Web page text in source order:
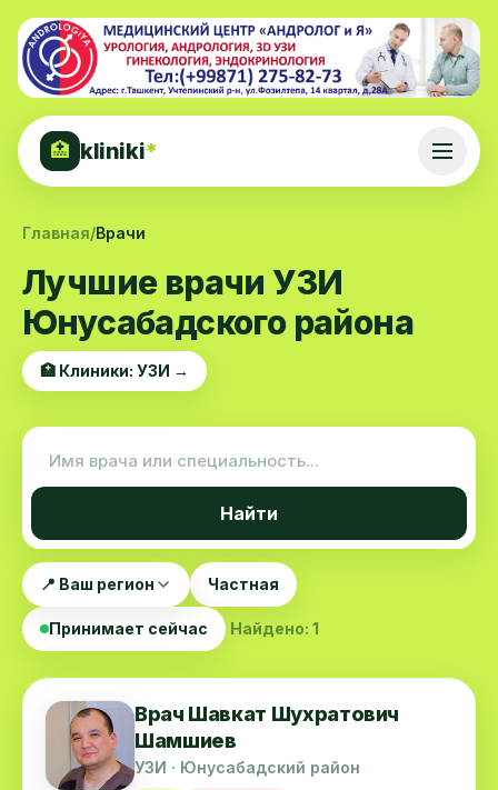
🏥 kliniki*
Главная/Врачи
Лучшие врачи УЗИ
Юнусабадского района
🏥 Клиники: УЗИ →
Найти
📍 Ваш регион Частная
Принимает сейчас Найдено: 1
Врач Шавкат Шухратович
Шамшиев
УЗИ · Юнусабадский район